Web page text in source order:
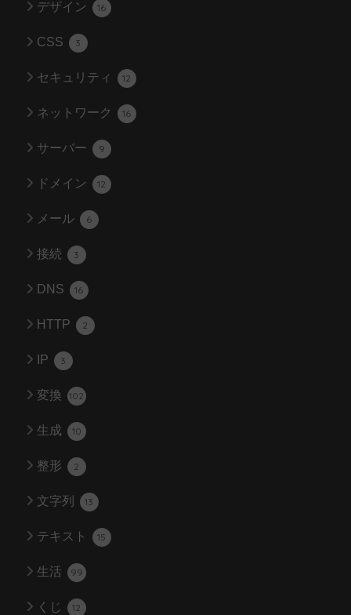
デザイン 16
CSS 3
セキュリティ 12
ネットワーク 16
サーバー 9
ドメイン 12
メール 6
接続 3
DNS 16
HTTP 2
IP 3
変換 102
生成 10
整形 2
文字列 13
テキスト 15
生活 99
くじ 12